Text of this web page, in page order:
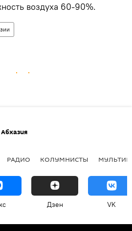
воздуха 60-90%.
Абхазия
РАДИО КОЛУМНИСТЫ
Дзен VK